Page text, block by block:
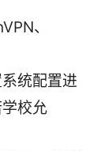
、
统配置进
校允